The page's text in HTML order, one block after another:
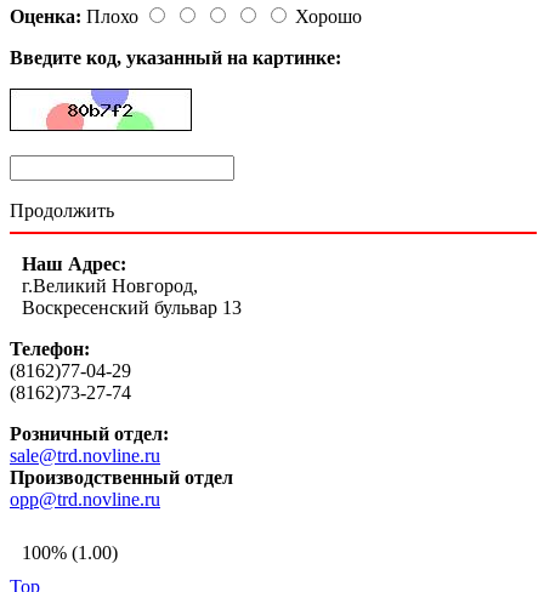
Оценка: Плохо
Хорошо
Введите код, указанный на картинке:
Продолжить
Наш Адрес:
г.Великий Новгород,
Воскресенский бульвар 13
Телефон:
(8162)77-04-29
(8162)73-27-74
Розничный отдел:
sale@trd.novline.ru
Производственный отдел
opp@trd.novline.ru
100% (1.00)
Top